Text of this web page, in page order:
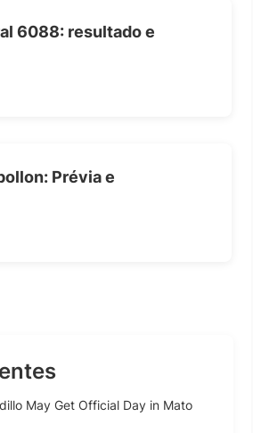
6088: resultado e
Prévia e
May Get Official Day in Mato